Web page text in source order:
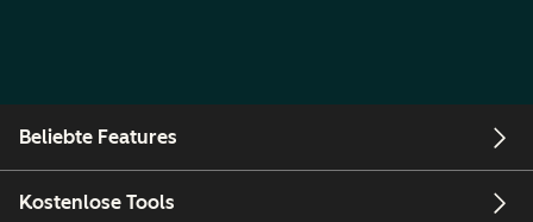
Beliebte Features
Kostenlose Tools